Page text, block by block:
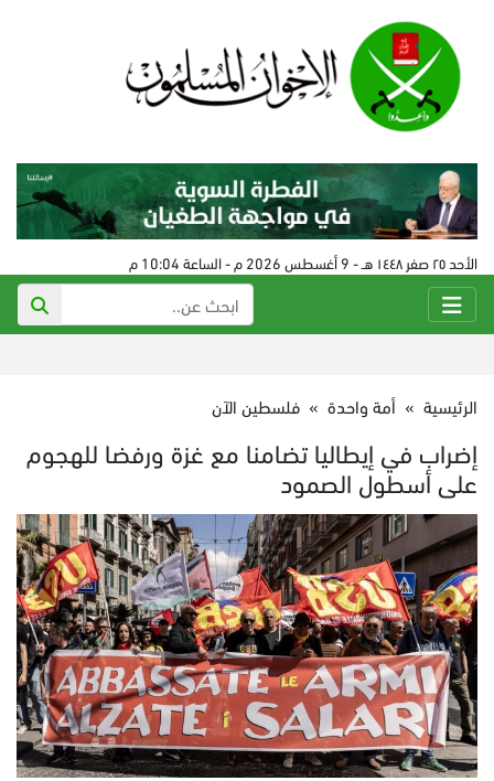
الأحد ٢٥ صفر ١٤٤٨ هـ - 9 أغسطس 2026 م - الساعة 10:04 م
الرئيسية » أمة واحدة » فلسطين الآن
إضراب في إيطاليا تضامنا مع غزة ورفضا للهجوم
على أسطول الصمود